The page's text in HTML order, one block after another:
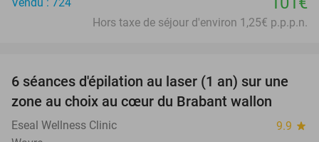
Hors taxe de séjour d'environ 1,25€ p.p.p.n.
86%
6 séances d'épilation au laser (1 an) sur une
zone au choix au cœur du Brabant wallon
Eseal Wellness Clinic 9.9 star